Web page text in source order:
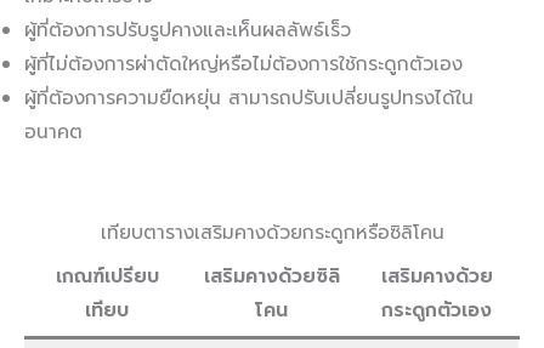
ผู้ที่ต้องการปรับรูปคางและเห็นผลลัพธ์เร็ว
ผู้ที่ไม่ต้องการผ่าตัดใหญ่หรือไม่ต้องการใช้กระดูกตัวเอง
ผู้ที่ต้องการความยืดหยุ่น สามารถปรับเปลี่ยนรูปทรงได้ใน
อนาคต
เทียบตารางเสริมคางด้วยกระดูกหรือซิลิโคน
เกณฑ์เปรียบ
เทียบ
เสริมคางด้วยซิลิ
โคน
เสริมคางด้วย
กระดูกตัวเอง